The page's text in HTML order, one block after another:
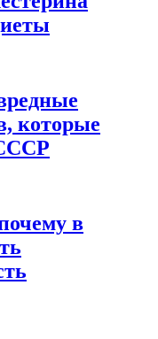
которые
в